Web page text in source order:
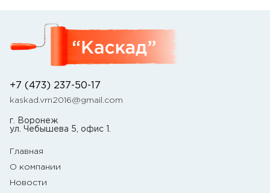
+7 (473) 237-50-17
kaskad.vrn2016@gmail.com
г. Воронеж
ул. Чебышева 5, офис 1.
Главная
О компании
Новости